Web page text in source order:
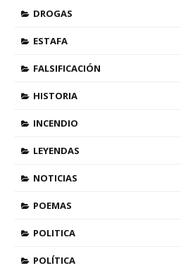
DROGAS
ESTAFA
FALSIFICACIÓN
HISTORIA
INCENDIO
LEYENDAS
NOTICIAS
POEMAS
POLITICA
POLÍTICA